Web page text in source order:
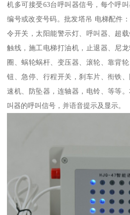
机多可接受63台呼叫器信号，每个呼
编号或改变号码。批发塔吊 电梯配件
令开关，太阳能警示灯、呼叫器、超
触线，施工电梯打油机，止退器、尼
圈、蜗轮蜗杆、变压器、滚轮、靠背
钮、急停、行程开关，刹车片、衔铁
速机、防坠器，连轴器，电铃、等等
叫器的呼叫信号，并语音提示及显示。